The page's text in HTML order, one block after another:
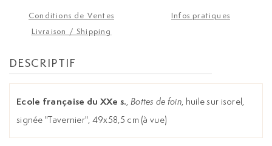
Conditions de Ventes
Infos pratiques
Livraison / Shipping
DESCRIPTIF
Ecole française du XXe s., Bottes de foin, huile sur isorel,
signée "Tavernier", 49x58,5 cm (à vue)